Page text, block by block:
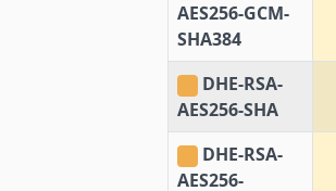
AES256-GCM-
SHA384
DHE-RSA-
AES256-SHA
DHE-RSA-
AES256-